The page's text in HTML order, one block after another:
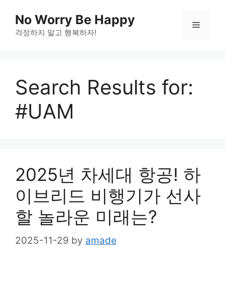
content
No Worry Be Happy
걱정하지 말고 행복하자!
Menu
Search Results for:
#UAM
2025년 차세대 항공! 하
이브리드 비행기가 선사
할 놀라운 미래는?
2025-11-29 by amade